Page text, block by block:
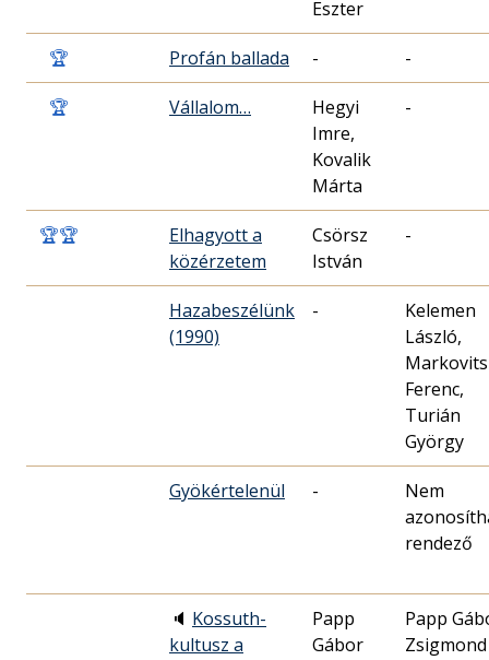
Eszter
🏆 Profán ballada - -
🏆 Vállalom…
Hegyi
Imre,
Kovalik
Márta
-
🏆🏆
Elhagyott a
közérzetem
Csörsz
István
-
Hazabeszélünk
(1990)
-
Kelemen
László,
Markovits
Ferenc,
Turián
György
Gyökértelenül -
Nem
rendező
🔈 Kossuth-
kultusz a
Papp
Gábor
Papp
Zsigmond